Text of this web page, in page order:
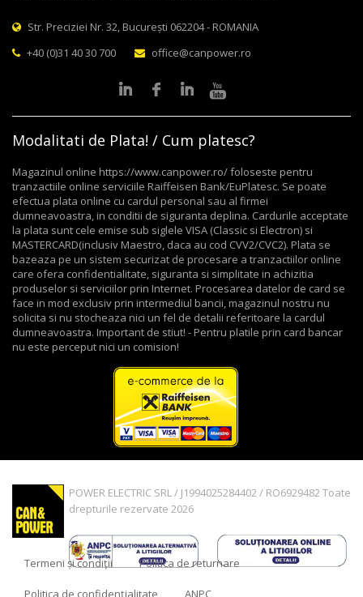
Str. Preciziei Nr. 32, București 062204 - ROMANIA
+40 (0)31 40 30 700
office@canpower.ro
Modalitati de Plata! / Cum platesc?
Magazinul online https://www.canpower.ro/ foloseste pentru
tranzactiile online serviciile Raiffeisen Bank/EuPlatesc. Se poate
efectua plata online cu cardul personal sau al firmei
dumneavoastra, in conditii de siguranta deplina. Cardurile acceptate
la plata sunt cele emise sub siglele VISA (Classic si Electron) si
MASTERCARD(inclusiv Maestro, daca au cod CVV2/CVC2). Plata se
bazeaza pe un sistem securizat de procesare a tranzactiilor online
care ofera confidentialitate, siguranta si simplitate in achizitia
produselor si serviciilor prin Internet. Procesarea datelor de card se
face in mod exclusiv prin intermediul bancii, magazinul nostru nu
solicita si nu stocheaza nici un fel de detalii referitoare la cardul
dumneavoastra. Important de stiut! - Pentru platile prin card bancar
nu este perceput nici un comision!
POWER ELECTRIC SRL / J1994025284402 / RO6929482 Toate
drepturile rezervate 2026
Termeni și condiții Politica de returnare
Politica de confidențialitate ANPC